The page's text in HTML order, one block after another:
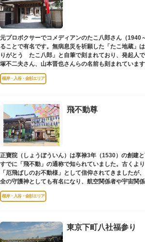
教の経典である『元版⼀切経（げんばんいっさいきょう
れています。
元プロボクサーでコメディアンのたこ八郎さん（1940
ることで有名です。無病息災を祈願した「たこ地蔵」
りがとう たこ八郎」と自筆で刻まれており、発起人
塚不二夫さん、山本晋也さんらの名前も刻まれていま
毘沙門天を奉安しています。
根岸・入谷・金杉エリア
飛不動尊
正寶院（しょうぼういん）は享禄3年（1530）の創建
すでに「飛不動」の通称で知られていました。古くよ
「厄飛ばしのお不動様」として信仰されてきましたが
全の守護神としても有名になり、航空関係者や宇宙関
多く参拝に訪れます。
根岸・入谷・金杉エリア
東京下町八社福参り